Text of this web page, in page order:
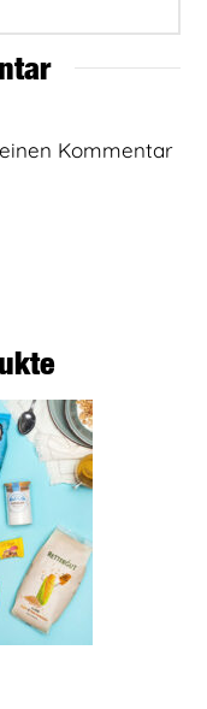
Kommentar